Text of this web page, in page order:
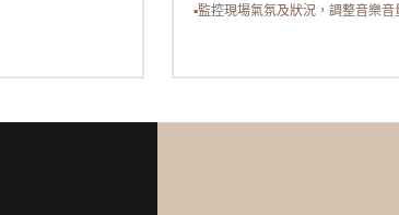
▪️監控現場氣氛及狀況，調整音樂音